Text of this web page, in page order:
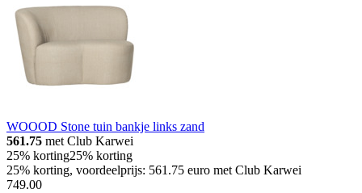
WOOOD Stone tuin bankje links zand
561.75 met Club Karwei
25% korting25% korting
25% korting, voordeelprijs: 561.75 euro met Club Karwei
749.00